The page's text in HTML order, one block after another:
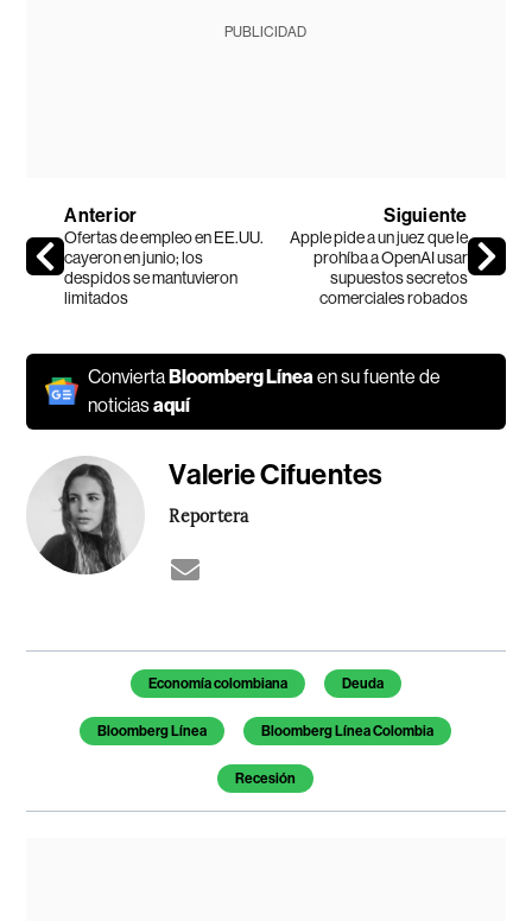
PUBLICIDAD
Anterior
Ofertas de empleo en EE.UU.
cayeron en junio; los
despidos se mantuvieron
limitados
Siguiente
Apple pide a un juez que le
prohíba a OpenAI usar
supuestos secretos
comerciales robados
ConviertaBloomberg Línea en su fuente de
noticiasaquí
Valerie Cifuentes
Reportera
Temas de este artículo
Economía colombiana Deuda
Bloomberg Línea Bloomberg Línea Colombia
Recesión